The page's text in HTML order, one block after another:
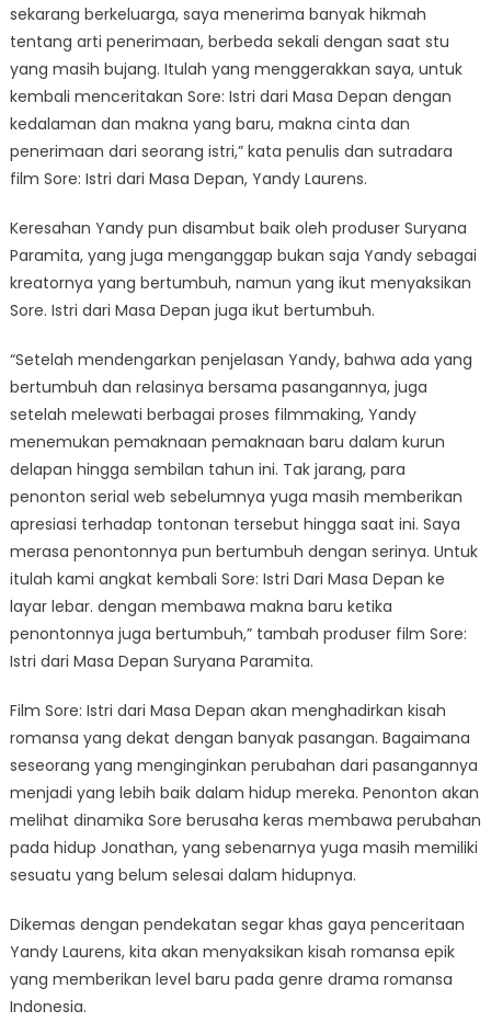
sekarang berkeluarga, saya menerima banyak hikmah
tentang arti penerimaan, berbeda sekali dengan saat stu
yang masih bujang. Itulah yang menggerakkan saya, untuk
kembali menceritakan Sore: Istri dari Masa Depan dengan
kedalaman dan makna yang baru, makna cinta dan
penerimaan dari seorang istri,” kata penulis dan sutradara
film Sore: Istri dari Masa Depan, Yandy Laurens.
Keresahan Yandy pun disambut baik oleh produser Suryana
Paramita, yang juga menganggap bukan saja Yandy sebagai
kreatornya yang bertumbuh, namun yang ikut menyaksikan
Sore. Istri dari Masa Depan juga ikut bertumbuh.
“Setelah mendengarkan penjelasan Yandy, bahwa ada yang
bertumbuh dan relasinya bersama pasangannya, juga
setelah melewati berbagai proses filmmaking, Yandy
menemukan pemaknaan pemaknaan baru dalam kurun
delapan hingga sembilan tahun ini. Tak jarang, para
penonton serial web sebelumnya yuga masih memberikan
apresiasi terhadap tontonan tersebut hingga saat ini. Saya
merasa penontonnya pun bertumbuh dengan serinya. Untuk
itulah kami angkat kembali Sore: Istri Dari Masa Depan ke
layar lebar. dengan membawa makna baru ketika
penontonnya juga bertumbuh,” tambah produser film Sore:
Istri dari Masa Depan Suryana Paramita.
Film Sore: Istri dari Masa Depan akan menghadirkan kisah
romansa yang dekat dengan banyak pasangan. Bagaimana
seseorang yang menginginkan perubahan dari pasangannya
menjadi yang lebih baik dalam hidup mereka. Penonton akan
melihat dinamika Sore berusaha keras membawa perubahan
pada hidup Jonathan, yang sebenarnya yuga masih memiliki
sesuatu yang belum selesai dalam hidupnya.
Dikemas dengan pendekatan segar khas gaya penceritaan
Yandy Laurens, kita akan menyaksikan kisah romansa epik
yang memberikan level baru pada genre drama romansa
Indonesia.